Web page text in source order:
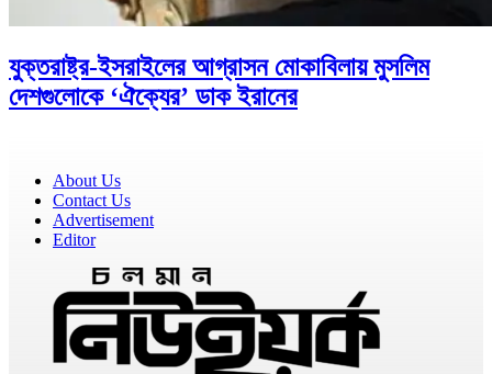
যুক্তরাষ্ট্র-ইসরাইলের আগ্রাসন মোকাবিলায় মুসলিম
দেশগুলোকে ‘ঐক্যের’ ডাক ইরানের
About Us
Contact Us
Advertisement
Editor